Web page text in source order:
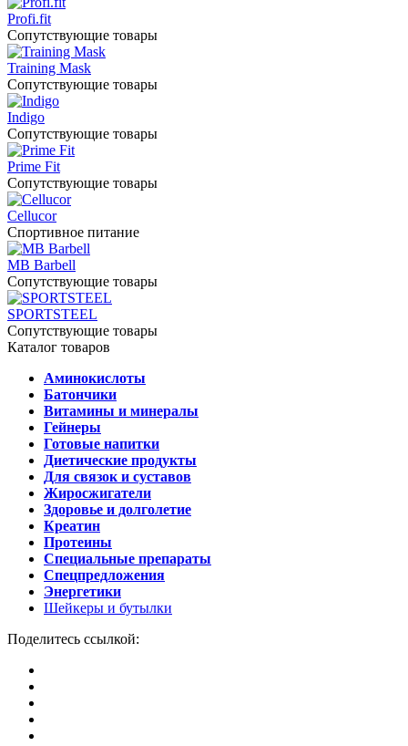
Profi.fit
Сопутствующие товары
Training Mask
Сопутствующие товары
Indigo
Сопутствующие товары
Prime Fit
Сопутствующие товары
Cellucor
Спортивное питание
MB Barbell
Сопутствующие товары
SPORTSTEEL
Сопутствующие товары
Каталог товаров
Аминокислоты
Батончики
Витамины и минералы
Гейнеры
Готовые напитки
Диетические продукты
Для связок и суставов
Жиросжигатели
Здоровье и долголетие
Креатин
Протеины
Специальные препараты
Спецпредложения
Энергетики
Шейкеры и бутылки
Поделитесь ссылкой: